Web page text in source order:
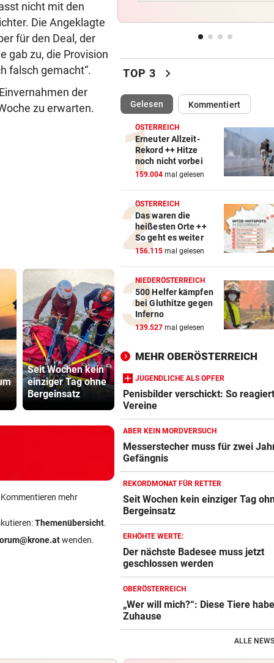
nicht mit den
Die Angeklagte
für den Deal, der
gab zu, die Provision
falsch gemacht“.
der
zu erwarten.
Seit Wochen kein
einziger Tag ohne
Bergeinsatz
Sternschnuppen
Sonnenfinsternis
treffen
Fakten-
keine
ist
mehr
Themenübersicht.
wenden.
und stockfinster“
Kollision mit Linienbus
STRASSENUMFRAGE
Linzer kämpfen aktuell gegen
heiße Temperaturen
ORTSCHEF SPRICHT vor
Was soll aus der ehemaligen
Konditorei werden?
TOP 3 chevron_right
Gelesen(ausgewählt)Kommentiert
ÖSTERREICH
Erneuter Allzeit-
Rekord ++ Hitze
noch nicht vorbei
159.004 mal gelesen
ÖSTERREICH
Das waren die
heißesten Orte ++
So geht es weiter
156.115 mal gelesen
NIEDERÖSTERREICH
500 Helfer kämpfen
bei Gluthitze gegen
Inferno
139.527 mal gelesen
MEHR OBERÖSTERREICH
JUGENDLICHE ALS OPFER
Penisbilder verschickt: So
Vereine
ABER KEIN MORDVERSUCH
Messerstecher muss für zwei
Gefängnis
REKORDMONAT FÜR RETTER
Seit Wochen kein einziger Tag
Bergeinsatz
ERHÖHTE WERTE:
Der nächste Badesee muss jetzt
geschlossen werden
OBERÖSTERREICH
„Wer will mich?“: Diese Tiere
Zuhause
ALLE